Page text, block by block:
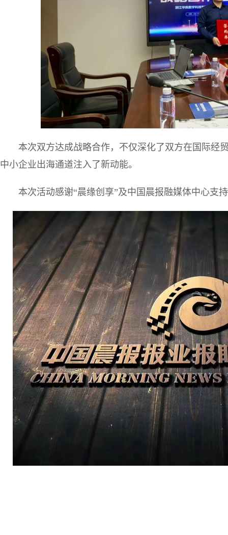
本次双方达成战略合作，不仅深化了双方在国际经
中小企业出海通道注入了新动能。
本次活动感谢“晨缘创享”及中国晨报融媒体中心支